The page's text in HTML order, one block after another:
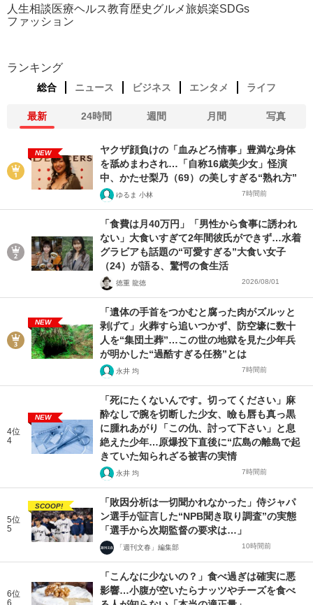
人生相談医療ヘルス教育歴史グルメ旅娯楽SDGs
ファッション
ランキング
総合 ニュース ビジネス エンタメ ライフ
最新 24時間 週間 月間 写真
NEW
ヤクザ顔負けの「血みどろ情事」豊満な身体
を舐めまわされ…「自称16歳美少女」怪演
中、かたせ梨乃（69）の美しすぎる“熟れ方”
ゆるま 小林 7時間前
「食費は月40万円」「男性から食事に誘われ
ない」大食いすぎて2年間彼氏ができず…水着
グラビアも話題の“可愛すぎる”大食い女子
（24）が語る、驚愕の食生活
徳重 龍徳 2026/08/01
NEW
「遺体の手首をつかむと腐った肉がズルッと
剥げて」火葬すら追いつかず、防空壕に数十
人を“集団土葬”…この世の地獄を見た少年兵
が明かした“過酷すぎる任務”とは
永井 均 7時間前
4位
4
NEW
「死にたくないんです。切ってください」麻
酔なしで腕を切断した少女、瞼も唇も真っ黒
に腫れあがり「この仇、討って下さい」と息
絶えた少年…原爆投下直後に“広島の離島で起
きていた知られざる被害の実情
永井 均 7時間前
5位
5
SCOOP!
「敗因分析は一切聞かれなかった」侍ジャパ
ン選手が証言した“NPB聞き取り調査”の実態
「選手から次期監督の要求は…」
「週刊文春」編集部 10時間前
6位
「こんなに少ないの？」食べ過ぎは確実に悪
影響…小腹が空いたらナッツやチーズを食べ